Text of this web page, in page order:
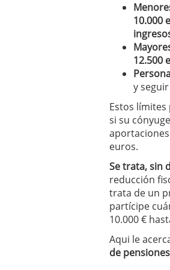
10.000
M
12.500
P
y
Estos
si su
euros.
Se trata, sin
reducción
trata de un
partícipe
10.000 €
Aqui le
de pensiones